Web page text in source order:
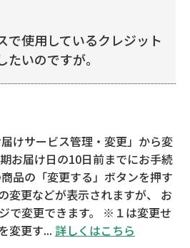
で使用しているクレジット
いのですが。
けサービス管理・変更」から変
お届け日の10日前までにお手続
品の「変更する」ボタンを押す
変更などが表示されますが、 お
で変更できます。 ※１は変更せ
変更す... 詳しくはこちら